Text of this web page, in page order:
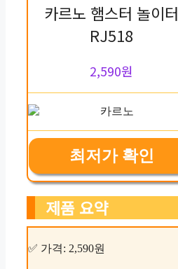
카르노 햄스터 놀이터
RJ518
2,590원
최저가 확인
제품 요약
✅ 가격: 2,590원